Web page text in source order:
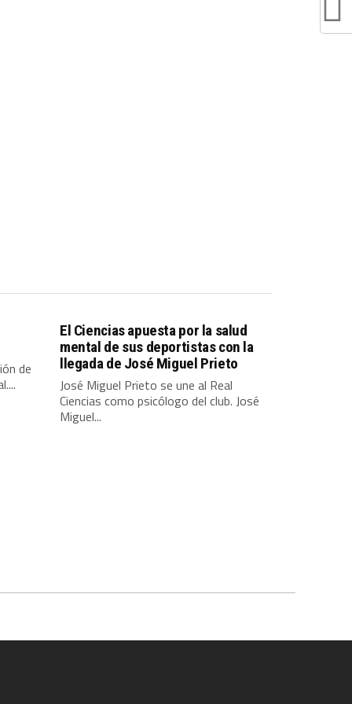
de
El Ciencias apuesta por la salud
mental de sus deportistas con la
llegada de José Miguel Prieto
José Miguel Prieto se une al Real
Ciencias como psicólogo del club. José
Miguel...